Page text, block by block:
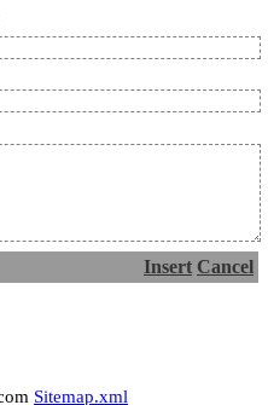
Insert Cancel
Sitemap.xml